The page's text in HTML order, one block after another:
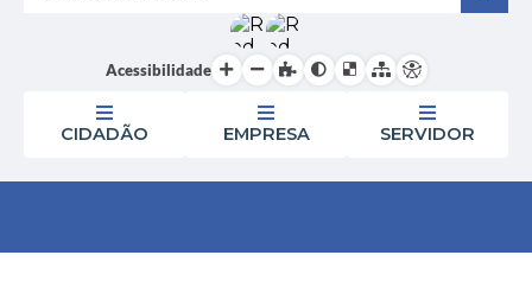
Acessibilidade
CIDADÃO EMPRESA SERVIDOR